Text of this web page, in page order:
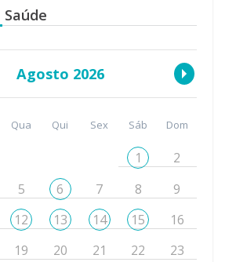
Agosto 2026
Qua Qui Sex Sáb Dom
1
2
5 6 7 8
9
12 13 14 15
16
19 20 21 22
23